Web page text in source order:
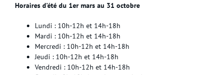
Horaires d’été du 1er mars au 31 octobre
Lundi : 10h-12h et 14h-18h
Mardi : 10h-12h et 14h-18h
Mercredi : 10h-12h et 14h-18h
Jeudi : 10h-12h et 14h-18h
Vendredi : 10h-12h et 14h-18h